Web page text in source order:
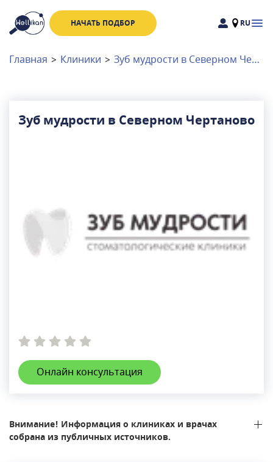
НАЧАТЬ ПОДБОР RU
Доктора
Клиники
Главная > Клиники > Зуб мудрости в Северном Чертаново
Зуб мудрости в Северном Чертаново
Онлайн консультация
Внимание! Информация о клиниках и врачах
собрана из публичных источников.